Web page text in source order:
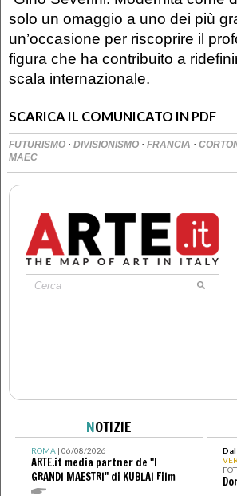
solo un omaggio a uno dei più
un’occasione per riscoprire il
figura che ha contribuito a
scala internazionale.
SCARICA IL COMUNICATO IN PDF
FUTURISMO · DIVISIONISMO · FRANCIA ·
MAEC ·
NOTIZIE
ROMA| 06/08/2026
ARTE.it media partner de "I
GRANDI MAESTRI" di KUBLAI Film